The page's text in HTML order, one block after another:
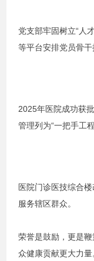
党支部牢固树立“人
等平台安排党员骨干
2025年医院成功获
管理列为“一把手工
医院门诊医技综合
服务辖区群众。
荣誉是鼓励，更是
众健康贡献更大力量